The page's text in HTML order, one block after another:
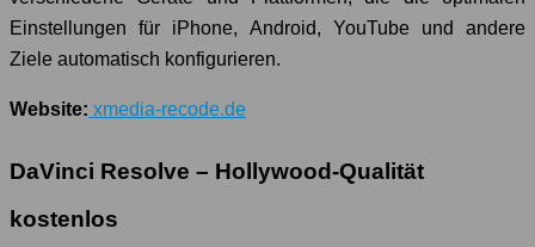
Einstellungen für iPhone, Android, YouTube und andere
Ziele automatisch konfigurieren.
Website: xmedia-recode.de
DaVinci Resolve – Hollywood-Qualität
kostenlos